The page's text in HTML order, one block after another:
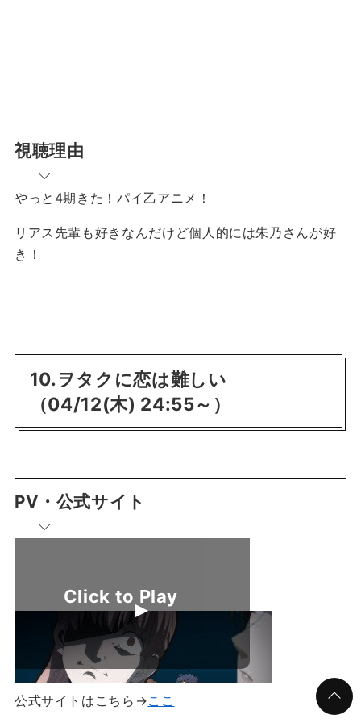
視聴理由
やっと4期きた！パイ乙アニメ！
リアス先輩も好きなんだけど個人的には朱乃さんが好
き！
10.ヲタクに恋は難しい
（04/12(木) 24:55～）
PV・公式サイト
公式サイトはこちら→ここ